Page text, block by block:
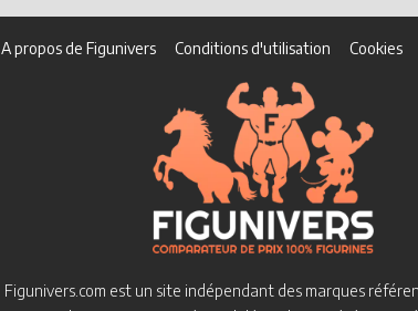
A propos de Figunivers Conditions d'utilisation Cookies
Figunivers.com est un site indépendant des marques